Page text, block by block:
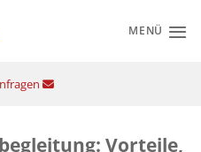
MENÜ
Vorteile,